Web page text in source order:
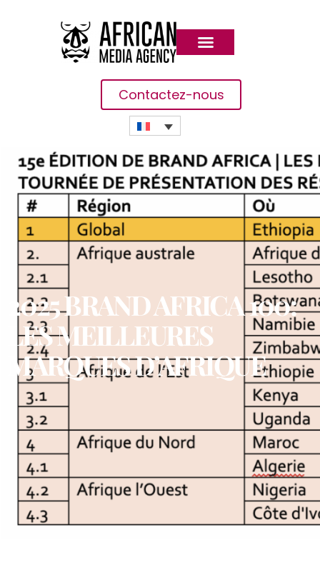
Contactez-nous
2025 BRAND AFRICA 100:
LES MEILLEURES
MARQUES D’AFRIQUE